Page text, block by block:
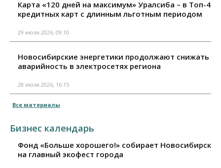
Карта «120 дней на максимум» Уралсиба – в Топ-4
кредитных карт с длинным льготным периодом
29 июля 2026, 09:10
Новосибирские энергетики продолжают снижать
аварийность в электросетях региона
28 июля 2026, 16:15
Все материалы
Бизнес календарь
Фонд «Больше хорошего!» собирает Новосибирск
на главный экофест города